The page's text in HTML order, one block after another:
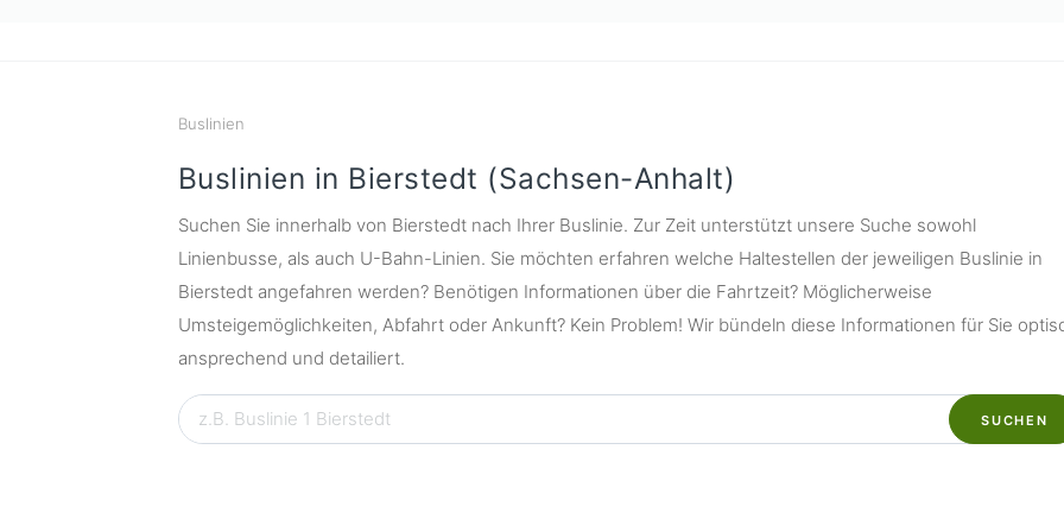
Buslinien
Buslinien in Bierstedt (Sachsen-Anhalt)
Suchen Sie innerhalb von Bierstedt nach Ihrer Buslinie. Zur Zeit unterstützt unsere Suche sowohl
Linienbusse, als auch U-Bahn-Linien. Sie möchten erfahren welche Haltestellen der jeweiligen Buslinie in
Bierstedt angefahren werden? Benötigen Informationen über die Fahrtzeit? Möglicherweise
Umsteigemöglichkeiten, Abfahrt oder Ankunft? Kein Problem! Wir bündeln diese Informationen für Sie
ansprechend und detailiert.
SUCHEN